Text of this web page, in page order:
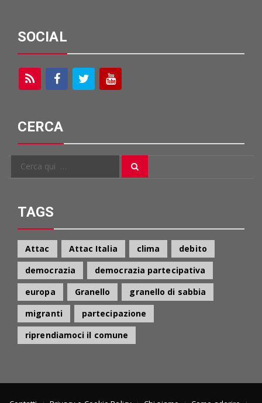
SOCIAL
CERCA
Cerca
TAGS
Attac Attac Italia clima
debito
democrazia
democrazia partecipativa
europa
Granello
granello di sabbia
migranti
partecipazione
riprendiamoci il comune